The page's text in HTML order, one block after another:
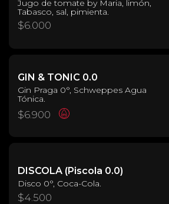
Jugo de tomate by Maria, limón,
Tabasco, sal, pimienta.
$6.000
GIN & TONIC 0.0
Gin Praga 0°, Schweppes Agua
Tónica.
$6.900
DISCOLA (Piscola 0.0)
Disco 0°, Coca-Cola.
$4.500